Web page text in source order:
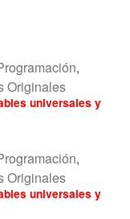
,
Originales
universales y
,
Originales
universales y